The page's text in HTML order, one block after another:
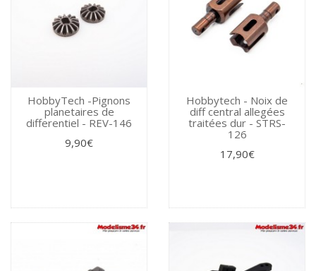
HobbyTech -Pignons
planetaires de
differentiel - REV-146
9,90€
Hobbytech - Noix de
diff central allegées
traitées dur - STRS-
126
17,90€